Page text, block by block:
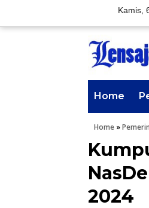
Kamis,
Home
Home »
2024